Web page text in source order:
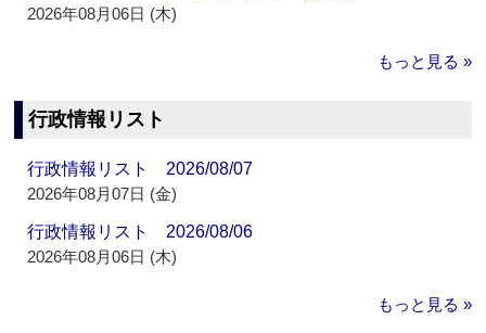
2026年08月06日 (木)
もっと見る »
行政情報リスト
行政情報リスト 2026/08/07
2026年08月07日 (金)
行政情報リスト 2026/08/06
2026年08月06日 (木)
もっと見る »